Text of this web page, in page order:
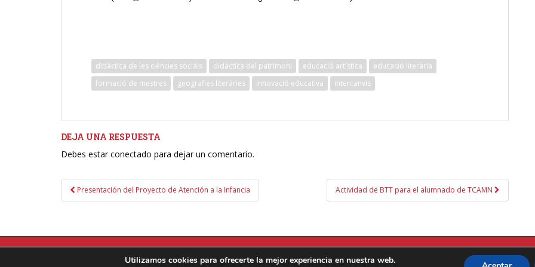
didàctica de les ciències socials didàctica del patrimoni educació artística
educació literària
formació de mestres
geografies literàries innovació educativa intercanvis
DEJA UNA RESPUESTA
Debes estar conectado para dejar un comentario.
Navegación
de
Presentación del Proyecto de Atención a la Infancia Actividad de BTT para el alumnado de TCAMN
C/
Utilizamos cookies para ofrecerte la mejor experiencia en nuestra web.